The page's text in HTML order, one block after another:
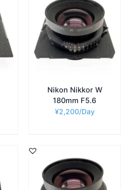
Nikon Nikkor W
180mm F5.6
¥2,200